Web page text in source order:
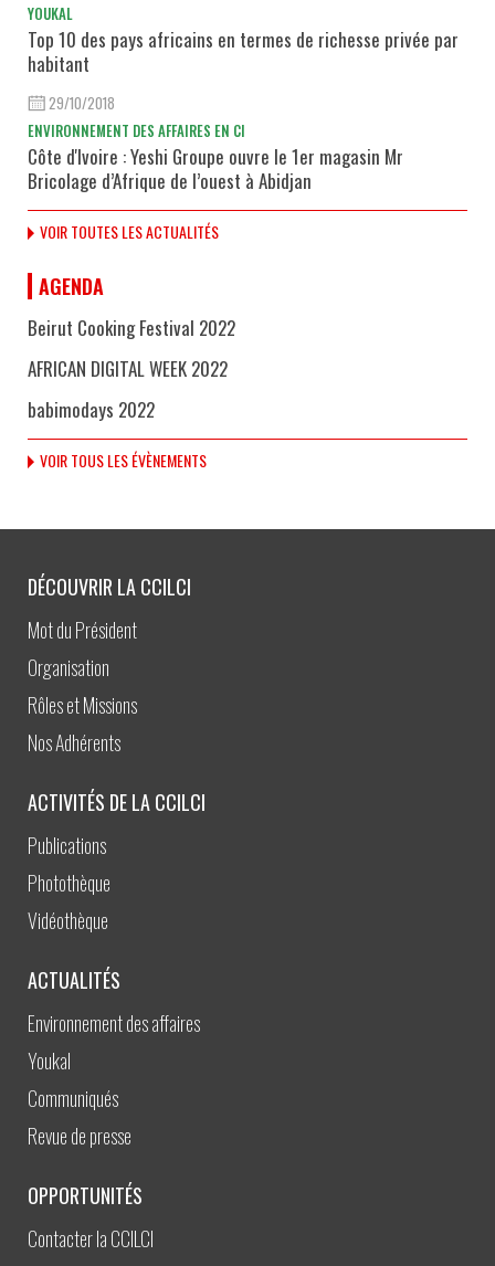
YOUKAL
Top 10 des pays africains en termes de richesse privée par
habitant
29/10/2018
ENVIRONNEMENT DES AFFAIRES EN CI
Côte d'Ivoire : Yeshi Groupe ouvre le 1er magasin Mr
Bricolage d’Afrique de l’ouest à Abidjan
VOIR TOUTES LES ACTUALITÉS
AGENDA
Beirut Cooking Festival 2022
AFRICAN DIGITAL WEEK 2022
babimodays 2022
VOIR TOUS LES ÉVÈNEMENTS
DÉCOUVRIR LA CCILCI
Mot du Président
Organisation
Rôles et Missions
Nos Adhérents
ACTIVITÉS DE LA CCILCI
Publications
Photothèque
Vidéothèque
ACTUALITÉS
Environnement des affaires
Youkal
Communiqués
Revue de presse
OPPORTUNITÉS
Contacter la CCILCI